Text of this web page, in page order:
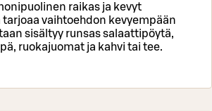
raikas ja kevyt
tarjoaa vaihtoehdon kevyempään
sisältyy runsas salaattipöytä,
ruokajuomat ja kahvi tai tee.